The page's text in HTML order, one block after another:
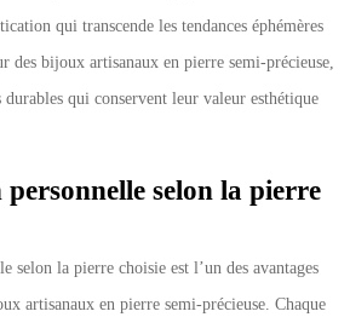
qui transcende les tendances éphémères
des bijoux artisanaux en pierre semi-précieuse,
durables qui conservent leur valeur esthétique
selon la pierre
selon la pierre choisie est l’un des avantages
artisanaux en pierre semi-précieuse. Chaque